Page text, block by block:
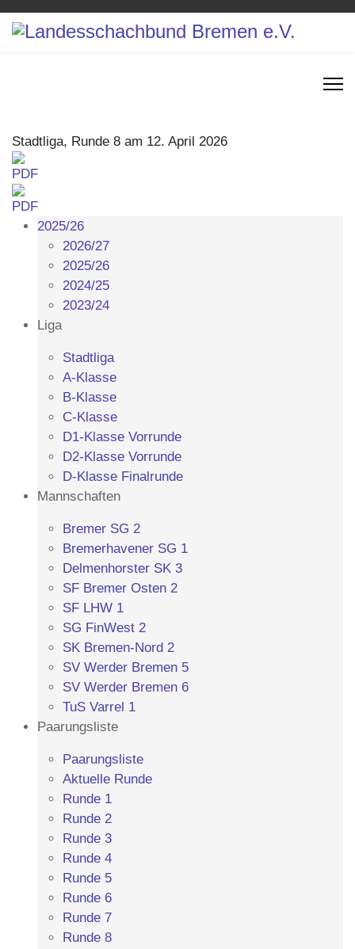
Stadtliga, Runde 8 am 12. April 2026
2025/26
2026/27
2025/26
2024/25
2023/24
Liga
Stadtliga
A-Klasse
B-Klasse
C-Klasse
D1-Klasse Vorrunde
D2-Klasse Vorrunde
D-Klasse Finalrunde
Mannschaften
Bremer SG 2
Bremerhavener SG 1
Delmenhorster SK 3
SF Bremer Osten 2
SF LHW 1
SG FinWest 2
SK Bremen-Nord 2
SV Werder Bremen 5
SV Werder Bremen 6
TuS Varrel 1
Paarungsliste
Paarungsliste
Aktuelle Runde
Runde 1
Runde 2
Runde 3
Runde 4
Runde 5
Runde 6
Runde 7
Runde 8